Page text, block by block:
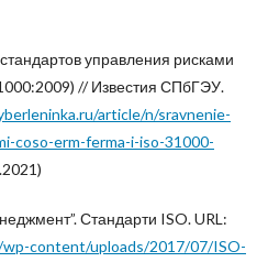
управления рисками
// Известия СПбГЭУ.
article/n/sravnenie-
coso-erm-ferma-i-iso-31000-
Стандарти ISO. URL:
content/uploads/2017/07/ISO-